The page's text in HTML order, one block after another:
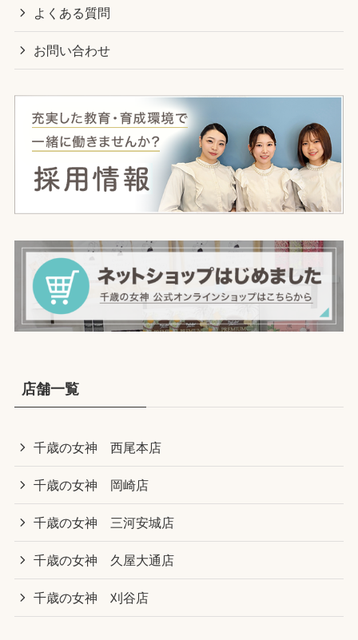
よくある質問
お問い合わせ
店舗一覧
千歳の女神 西尾本店
千歳の女神 岡崎店
千歳の女神 三河安城店
千歳の女神 久屋大通店
千歳の女神 刈谷店